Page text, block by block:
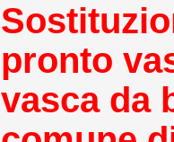
pronto
vasca da